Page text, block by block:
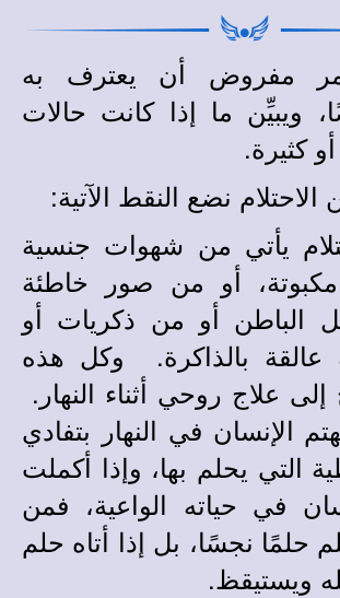
أمر مفروض أن يعترف به
ويبيِّن ما إذا كانت حالات
كثيرة.
الاحتلام نضع النقط الآتية:
يأتي من شهوات جنسية
أو من صور خاطئة
الباطن أو من ذكريات أو
عالقة بالذاكرة. وكل هذه
إلى علاج روحي أثناء النهار.
الإنسان في النهار بتفادي
التي يحلم بها، وإذا أكملت
في حياته الواعية، فمن
حلمًا نجسًا، بل إذا أتاه حلم
ويستيقظ.